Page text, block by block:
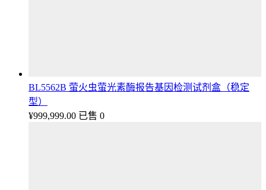
BL5562B 萤火虫萤光素酶报告基因检测试剂盒（稳定
型）
¥999,999.00 已售 0